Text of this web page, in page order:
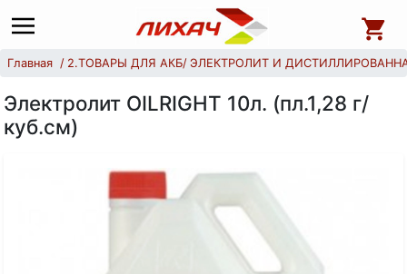
Главная 2.ТОВАРЫ ДЛЯ АКБ ЭЛЕКТРОЛИТ И
Электролит OILRIGHT 10л. (пл.1,28 г/
куб.см)